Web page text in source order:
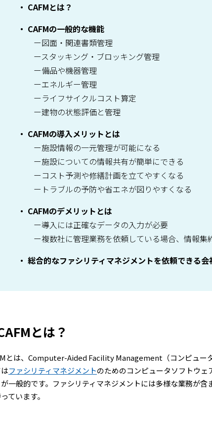
CAFMとは？
CAFMの一般的な機能
図面・関連書類管理
スタッキング・ブロッキング管理
備品や機器管理
エネルギー管理
ライフサイクルコスト算定
建物の状態評価と管理
CAFMの導入メリットとは
施設情報の一元管理が可能になる
施設についての情報共有が簡単にできる
コスト予測や修繕計画を立てやすくなる
トラブルの予防や省エネが図りやすくなる
CAFMのデメリットとは
導入には正確なデータの入力が必要
複数社に管理業務を依頼している場合、情報集
総合的なファシリティマネジメントを依頼できる会
とは？
とは、Computer-Aided Facility Management（コンピュー
ファシリティマネジメントのためのコンピュータソフトウ
一般的です。ファシリティマネジメントには多様な業務が
ています。